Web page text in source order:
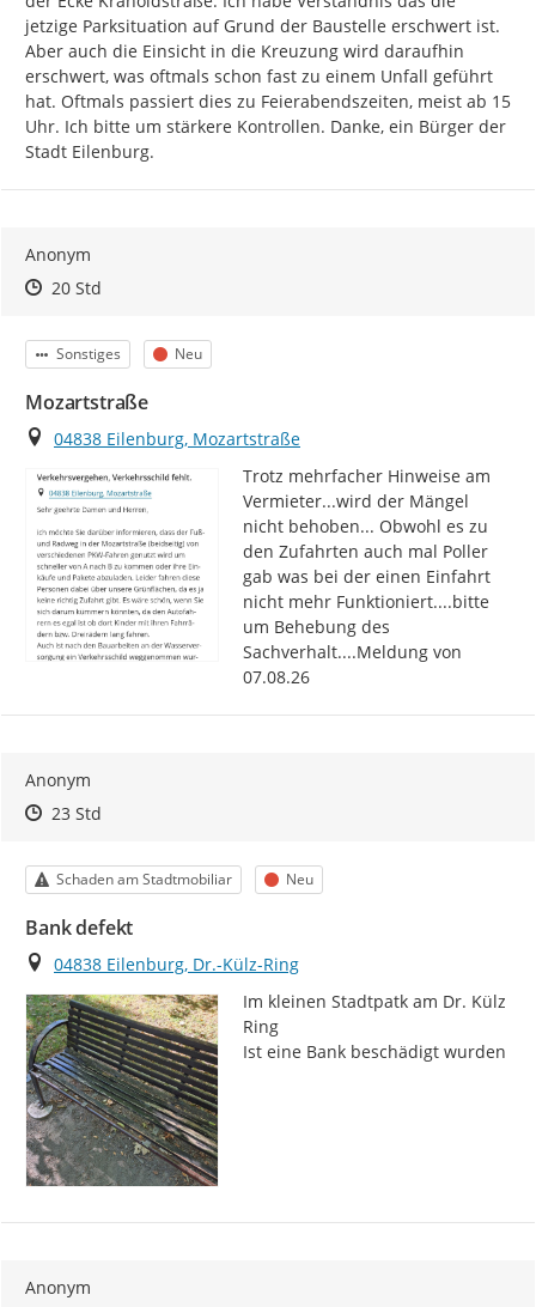
jetzige Parksituation auf Grund der Baustelle erschwert ist.
Aber auch die Einsicht in die Kreuzung wird daraufhin
erschwert, was oftmals schon fast zu einem Unfall geführt
hat. Oftmals passiert dies zu Feierabendszeiten, meist ab 15
Uhr. Ich bitte um stärkere Kontrollen. Danke, ein Bürger der
Stadt Eilenburg.
Anonym
Zeitpunkt des Erstellens
Zeitpunkt des Erstellens
20 StdZur Äußerung
Kategorie
Sonstiges Status
Neu
Mozartstraße
Ort
04838 Eilenburg, Mozartstraße
Trotz mehrfacher Hinweise am
Vermieter...wird der Mängel
nicht behoben... Obwohl es zu
den Zufahrten auch mal Poller
gab was bei der einen Einfahrt
nicht mehr Funktioniert....bitte
um Behebung des
Sachverhalt....Meldung von
07.08.26
Anonym
Zeitpunkt des Erstellens
Zeitpunkt des Erstellens
23 StdZur Äußerung
Kategorie
Schaden am Stadtmobiliar Status
Neu
Bank defekt
Ort
04838 Eilenburg, Dr.-Külz-Ring
Im kleinen Stadtpatk am Dr. Külz
Ring
Ist eine Bank beschädigt wurden
Anonym